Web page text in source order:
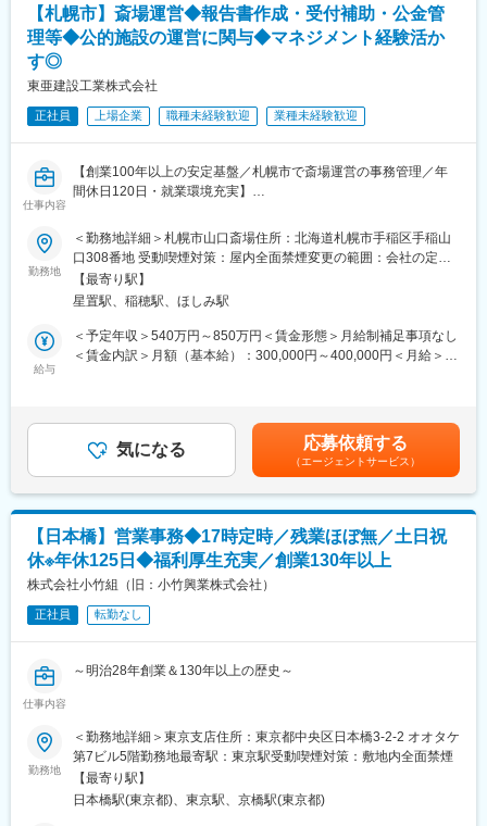
◇自己資本率も60％を超えており、40％以上だと企業として安定
しているという基準を超えた財務状況です。
◇日本を代表するスーパーゼネコンや大手建設会社が加盟する日
支える一翼を担っています。
変更の範囲：会社の定める業務
・一般社団法人の事務担当
【経理事務】
・経費精算業務
■入社後の流れ：
まずは総務業務を中心に担当しながら、会社の仕組みや業務の流
れを学んでいただき、徐々に担当領域を広げていく予定です。
■この仕事で得られるキャリア：
総務業務だけでなく、希望や経験に合わせて人事・採用・労務・
経理など管理部門業務を幅広く経験できる環境です。
単なる事務職ではなく、「会社を支える管理部門のゼネラリス
■働く環境について：
◇5日以上の連続休暇取得可能◎
◇残業月10時間程度とプライベートも充実◎
◇住宅手当、家族手当など福利厚生が充実しています◎
■当社について：
当社は1974年の創業以来、木造建築の可能性を広げる技術開発を
続けてきました。
独自の接合金物工法や木質耐火部材、三次元木材設計加工技術を
開発し、これまで困難とされてきた中高層建築や大規模木造建築
を実現しています。
公共施設・学校・福祉施設・商業施設など、全国各地で木造建築
プロジェクトを手掛けており、脱炭素社会の実現や持続可能な街
づくりに貢献しています。
【札幌市】斎場運営◆報告書作成・受付補助・公金管
理等◆公的施設の運営に関与◆マネジメント経験活か
す◎
東亜建設工業株式会社
正社員 上場企業 職種未経験歓迎 業種未経験歓迎
仕事内容
【創業100年以上の安定基盤／札幌市で斎場運営の事務管理／年
間休日120日・就業環境充実】
＼＼この求人のポイント／／
・斎場運営を支える事務管理ポジション
・創業100年以上企業×公共施設運営
■求人概要
当社は、海上土木工事をはじめ、陸上土木・建築分野においても
豊富な実績を有する総合建設会社です。
札幌市手稲区にある山口斎場の運営に関わる事務および管理業務
■業務詳細
・各種報告書や計画書類の作成および取りまとめ業務
・斎場の運営部門と連携した事務サポート、社外関係者との連絡
調整
・葬祭業者との窓口受付補助およびトラブル・クレーム一次対応
・金銭管理（売上金の管理、銀行対応、業務委託料の確認・改
定）
・人事・労務・経理等の会社管理業務の補助
データ管理
■業務の魅力
事務業務にとどまらず、人事・労務・経理補助などにも関わり、
勤務地
＜勤務地詳細＞札幌市山口斎場住所：北海道札幌市手稲区手稲山
口308番地 受動喫煙対策：屋内全面禁煙変更の範囲：会社の定め
る事業所
【最寄り駅】
星置駅、稲穂駅、ほしみ駅
給与
＜予定年収＞540万円～850万円＜賃金形態＞月給制補足事項なし
＜賃金内訳＞月額（基本給）：300,000円～400,000円＜月給＞
選考を通じて上下する可能性があります。月給(月額)は固定手当を
含めた表記です。
気になる 応募依頼する
（エージェントサービス）
【日本橋】営業事務◆17時定時／残業ほぼ無／土日祝
休※年休125日◆福利厚生充実／創業130年以上
株式会社小竹組（旧：小竹興業株式会社）
正社員 転勤なし
仕事内容
～明治28年創業＆130年以上の歴史～
営業事務として事務作業や顧客対応などをお任せします。
営業事務とはいえ、見積もりや受発注などは本社で行いますの
で、
顧客対応や資料作成、社内調整などの業務を行っていただきま
す。
勤務地
＜勤務地詳細＞東京支店住所：東京都中央区日本橋3-2-2 オオタケ
第7ビル5階勤務地最寄駅：東京駅受動喫煙対策：敷地内全面禁煙
【最寄り駅】
日本橋駅(東京都)、東京駅、京橋駅(東京都)